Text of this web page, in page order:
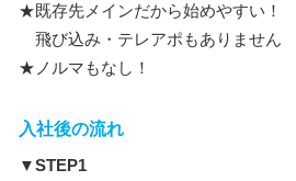
★既存先メインだから始めやすい！
飛び込み・テレアポもありません
★ノルマもなし！
入社後の流れ
▼STEP1